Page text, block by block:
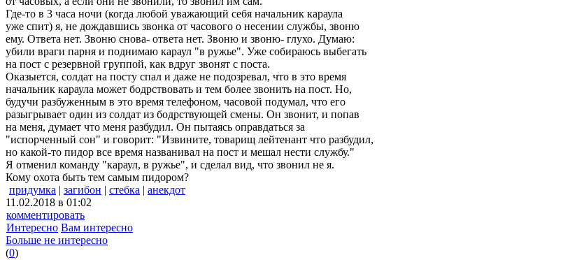
Где-то в 3 часа ночи (когда любой уважающий себя начальник караула
уже спит) я, не дождавшись звонка от часового о несении службы, звоню
ему. Ответа нет. Звоню снова- ответа нет. Звоню и звоню- глухо. Думаю:
убили враги парня и поднимаю караул "в ружье". Уже собираюсь выбегать
на пост с резервной группой, как вдруг звонят с поста.
Оказыется, солдат на посту спал и даже не подозревал, что в это время
начальник караула может бодрствовать и тем более звонить на пост. Но,
будучи разбуженным в это время телефоном, часовой подумал, что его
разыгрывает один из солдат из бодрствующей смены. Он звонит, и попав
на меня, думает что меня разбудил. Он пытаясь оправдаться за
"испорченный сон" и говорит: "Извините, товарищ лейтенант что разбудил,
но какой-то пидор все время названивал на пост и мешал нести службу."
Я отменил команду "караул, в ружье", и сделал вид, что звонил не я.
Кому охота быть тем самым пидором?
придумка | загибон | стебка | анекдот
11.02.2018 в 01:02
комментировать
Интересно Вам интересно
Больше не интересно
(0)